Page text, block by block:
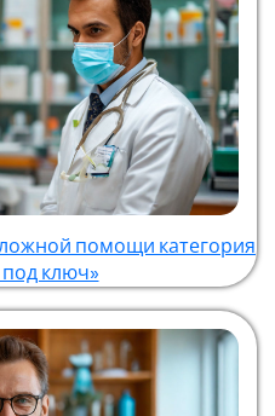
помощи категория
ключ»